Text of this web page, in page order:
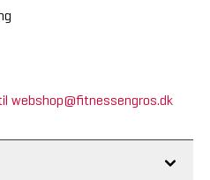
webshop@fitnessengros.dk